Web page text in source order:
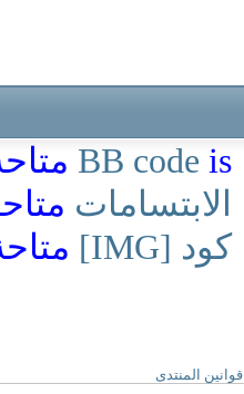
BB code is
الابتسامات
كود [IMG]
قوانين المنتدى